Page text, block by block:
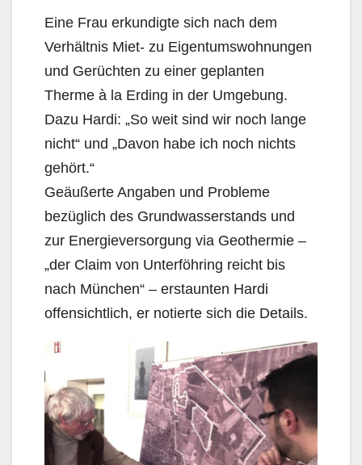
Eine Frau erkundigte sich nach dem
Verhältnis Miet- zu Eigentumswohnungen
und Gerüchten zu einer geplanten
Therme à la Erding in der Umgebung.
Dazu Hardi: „So weit sind wir noch lange
nicht“ und „Davon habe ich noch nichts
gehört.“
Geäußerte Angaben und Probleme
bezüglich des Grundwasserstands und
zur Energieversorgung via Geothermie –
„der Claim von Unterföhring reicht bis
nach München“ – erstaunten Hardi
offensichtlich, er notierte sich die Details.